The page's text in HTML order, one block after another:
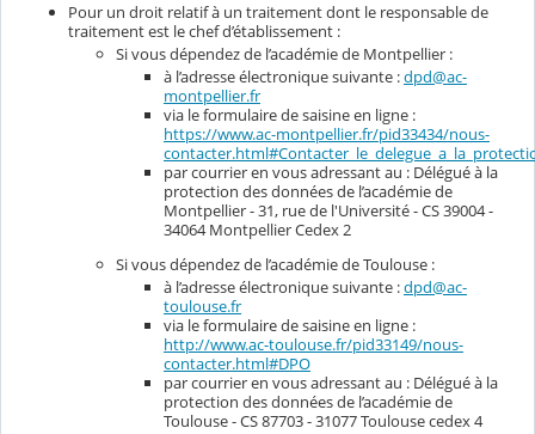
Pour un droit relatif à un traitement dont le responsable de
traitement est le chef d’établissement :
Si vous dépendez de l’académie de Montpellier :
à l’adresse électronique suivante :dpd@ac-
montpellier.fr
via le formulaire de saisine en ligne :
https://www.ac-montpellier.fr/pid33434/nous-
par courrier en vous adressant au : Délégué à la
protection des données de l’académie de
Montpellier - 31, rue de l'Université - CS 39004 -
34064 Montpellier Cedex 2
Si vous dépendez de l’académie de Toulouse :
à l’adresse électronique suivante :dpd@ac-
toulouse.fr
via le formulaire de saisine en ligne :
http://www.ac-toulouse.fr/pid33149/nous-
contacter.html#DPO
par courrier en vous adressant au : Délégué à la
protection des données de l’académie de
Toulouse - CS 87703 - 31077 Toulouse cedex 4